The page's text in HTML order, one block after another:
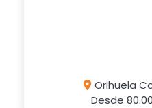
Orihuela
Desde